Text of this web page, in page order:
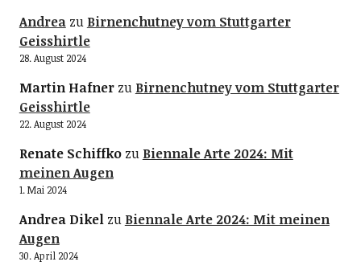
Andreazu Birnenchutney vom Stuttgarter
Geisshirtle
28. August 2024
Martin Hafnerzu Birnenchutney vom Stuttgarter
Geisshirtle
22. August 2024
Renate Schiffkozu Biennale Arte 2024: Mit
meinen Augen
1. Mai 2024
Andrea Dikelzu Biennale Arte 2024: Mit meinen
Augen
30. April 2024